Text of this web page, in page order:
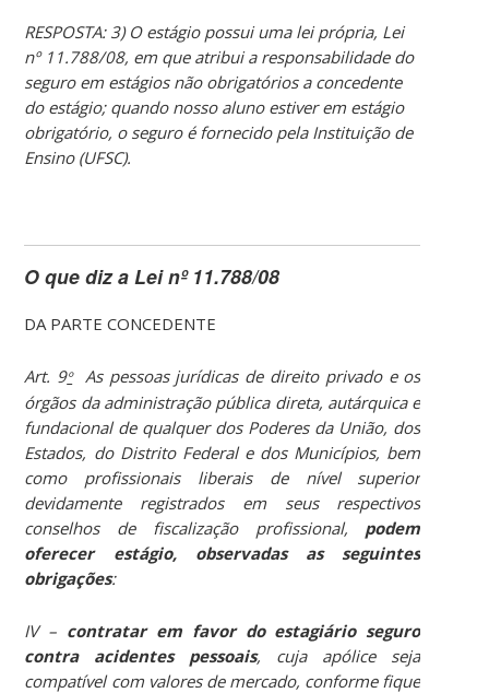
RESPOSTA: 3) O estágio possui uma lei própria, Lei
nº 11.788/08, em que atribui a responsabilidade do
seguro em estágios não obrigatórios a concedente
do estágio; quando nosso aluno estiver em estágio
obrigatório, o seguro é fornecido pela Instituição de
Ensino (UFSC).
O que diz a Lei nº 11.788/08
DA PARTE CONCEDENTE
Art. 9ºAs pessoas jurídicas de direito privado e os
órgãos da administração pública direta, autárquica e
fundacional de qualquer dos Poderes da União, dos
Estados, do Distrito Federal e dos Municípios, bem
como profissionais liberais de nível superior
devidamente registrados em seus respectivos
conselhos de fiscalização profissional, podem
oferecer estágio, observadas as seguintes
obrigações:
IV – contratar em favor do estagiário seguro
contra acidentes pessoais, cuja apólice seja
compatível com valores de mercado, conforme fique